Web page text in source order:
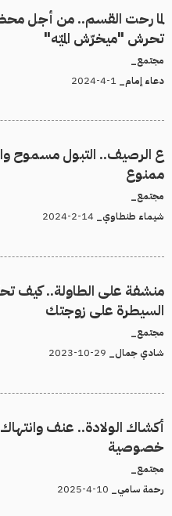
لما رحت القسم.. من أجل
تحرش "ميخرّش الميّه"
مجتمع_
دعاء إمام_
ع الرصيف.. التبول مسموح
ممنوع
مجتمع_
شيماء طنطاوي_
منشفة على الطاولة.. كيف
السيطرة على زوجتك
مجتمع_
شادي جمال_
أكشاك الولادة.. عنف وانتهاك
خصوصية
مجتمع_
رحمة سامي_